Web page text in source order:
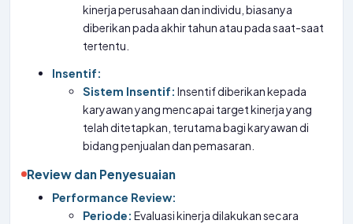
kinerja perusahaan dan individu, biasanya
diberikan pada akhir tahun atau pada saat-saat
tertentu.
Insentif:
Sistem Insentif: Insentif diberikan kepada
karyawan yang mencapai target kinerja yang
telah ditetapkan, terutama bagi karyawan di
bidang penjualan dan pemasaran.
Review dan Penyesuaian
Performance Review:
Periode: Evaluasi kinerja dilakukan secara